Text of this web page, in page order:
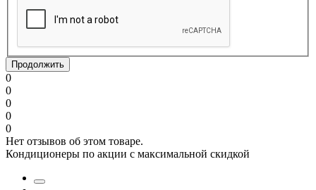
Продолжить
0
0
0
0
0
Нет отзывов об этом товаре.
Кондиционеры по акции с максимальной скидкой